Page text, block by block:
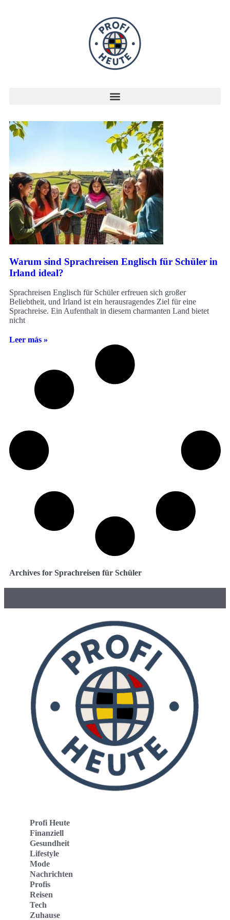
Warum sind Sprachreisen Englisch für Schüler in
Irland ideal?
Sprachreisen Englisch für Schüler erfreuen sich großer
Beliebtheit, und Irland ist ein herausragendes Ziel für eine
Sprachreise. Ein Aufenthalt in diesem charmanten Land bietet
nicht
Leer más »
Archives for Sprachreisen für Schüler
Profi Heute
Finanziell
Gesundheit
Lifestyle
Mode
Nachrichten
Profis
Reisen
Tech
Zuhause